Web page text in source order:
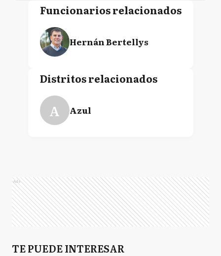
Funcionarios relacionados
Hernán Bertellys
Distritos relacionados
A Azul
Ads
TE PUEDE INTERESAR